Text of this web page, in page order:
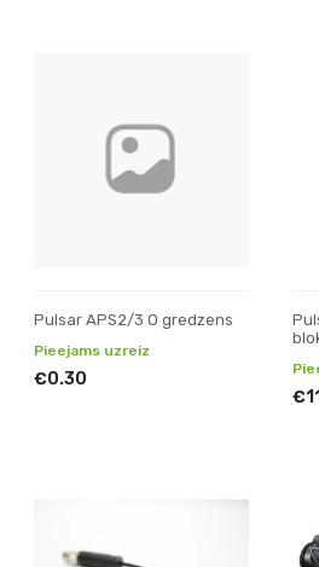
Pulsar APS2/3 O gredzens
Pieejams uzreiz
€0.30